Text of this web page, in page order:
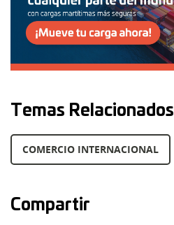
Temas Relacionados
COMERCIO INTERNACIONAL
Compartir